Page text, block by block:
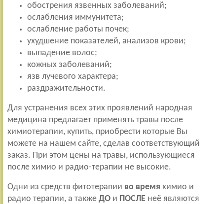
обострения язвенных заболеваний;
ослабления иммунитета;
ослабление работы почек;
ухудшение показателей, анализов крови;
выпадение волос;
кожных заболеваний;
язв лучевого характера;
раздражительности.
Для устранения всех этих проявлений народная
медицина предлагает применять травы после
химиотерапии, купить, приобрести которые Вы
можете на нашем сайте, сделав соответствующий
заказ. При этом цены на травы, использующиеся
после химио и радио-терапии не высокие.
Одни из средств фитотерапии во время химио и
радио терапии, а также ДО и ПОСЛЕ неё являются